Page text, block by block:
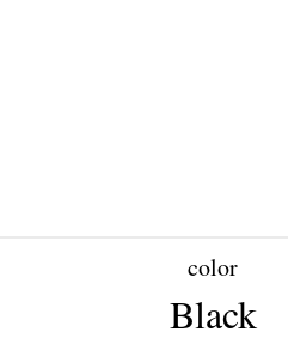
color
Black